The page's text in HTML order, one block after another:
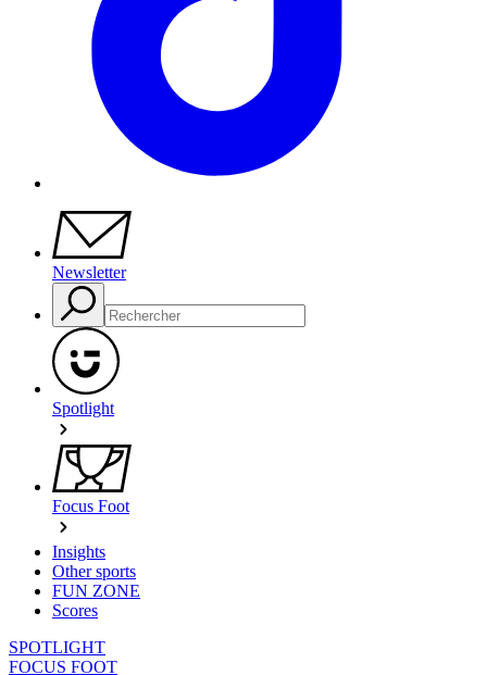
Newsletter
Spotlight
Focus Foot
Insights
Other sports
FUN ZONE
Scores
SPOTLIGHT
FOCUS FOOT